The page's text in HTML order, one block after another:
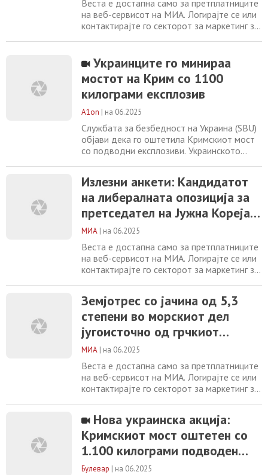
Веста е достапна само за претплатниците
на веб-сервисот на МИА. Логирајте се или
контактирајте го секторот за маркетинг за
Кандидатот на либералната опозиција за
претседател на Јужна Кореја победи на
изборите Земјотрес со јачина од 5,3
степени во морскиот дел југоисточно од
Украинците го минираа
мостот на Крим со 1100
килограми експлозив
A1on | на 06.2025
Службата за безбедност на Украина (SBU)
објави дека го оштетила Кримскиот мост
со подводни експлозиви. Украинското
носачи на столбовите беа сериозно
оштетени на пониското ниво“, соопшти
SBU. Операцијата е резултат на „месечна“
работа, соопшти SBU, додавајќи дека
1.100 килограми
Излезни анкети: Кандидатот
на либералната опозиција за
претседател на Јужна Кореја
победи на изборите
МИА | на 06.2025
Веста е достапна само за претплатниците
на веб-сервисот на МИА. Логирајте се или
контактирајте го секторот за маркетинг за
5,3 степени во морскиот дел југоисточно
од грчкиот остров Крит Медведев: Русија
стреми кон целосна победа
Еврокомисијата воведе ограничување на
употребата
Земјотрес со јачина од 5,3
степени во морскиот дел
југоисточно од грчкиот
остров Крит
МИА | на 06.2025
Веста е достапна само за претплатниците
на веб-сервисот на МИА. Логирајте се или
контактирајте го секторот за маркетинг за
стреми кон целосна победа
Еврокомисијата воведе ограничување на
употребата на две хемиски супстанции во
индустријата Герапетритис: За
консолидација на стабилноста
Нова украинска акција:
Кримскиот мост оштетен со
1.100 килограми подводен
експлозив
Булевар | на 06.2025